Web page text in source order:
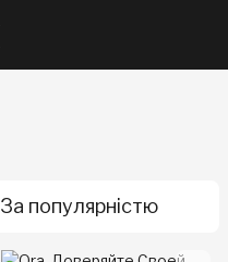
За популярністю